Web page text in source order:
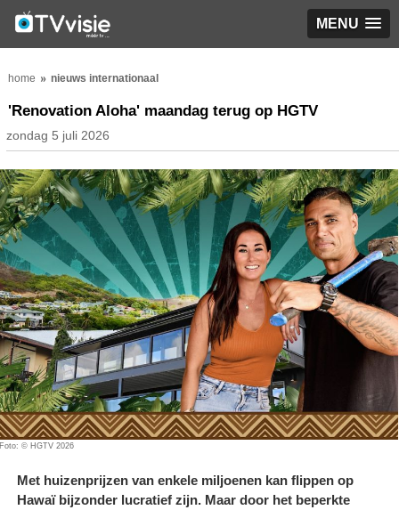
MENU
home nieuws internationaal
'Renovation Aloha' maandag terug op HGTV
zondag 5 juli 2026
Foto: © HGTV 2026
Met huizenprijzen van enkele miljoenen kan flippen op
Hawaï bijzonder lucratief zijn. Maar door het beperkte